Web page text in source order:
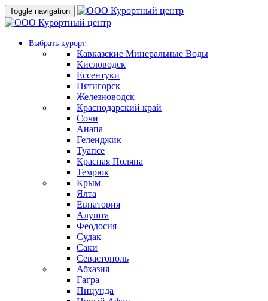
Toggle navigation
Выбрать курорт
Кавказские Минеральные Воды
Кисловодск
Ессентуки
Пятигорск
Железноводск
Краснодарский край
Сочи
Анапа
Геленджик
Туапсе
Красная Поляна
Темрюк
Крым
Ялта
Евпатория
Алушта
Феодосия
Судак
Саки
Севастополь
Абхазия
Гагра
Пицунда